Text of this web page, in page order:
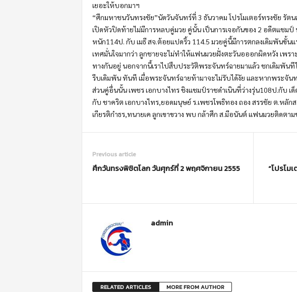
เยอะให้บอกมาฯ
“ศึกมหาชนวันทรงชัย”นัดวันจันทร์ที่ 3 ธันวาคม โปรโมเตอร์ทรงชัย รั
เปิดหัวปิดท้ายไม่มีการหลบคู่มวย คู่นั้น เป็นการเจอกันของ 2 อดีตแชม
หนัก114ป. กับ เมธี สจ.ต้อยแปดริ้ว 114.5 มวยคู่นี้มีการตกลงเดิมพันขั้
เทศมั่นใจมากว่า ลูกชายจะไม่ทำให้แฟนมวยฝั่งตะวันอออกผิดหวัง เพรา
ทางกันอยู่ นอกจากนี้เราไปสืบประวัติพระจันทร์ฉายมาแล้ว ชกเดิมพัน
รีบเดิมพัน ทันที เมื่อพระจันทร์ฉายท้ามาจะไม่รับได้งัย และหากพระจัน
ส่วนคู่อื่นนั้น เพชร เอกบางไทร ชิงแชมป์ราชดำเนินที่ว่างรุ่น108ป.กับ เ
กับ ชาคริต เอกบางไทร,ยอดมนุษย์ ร.เพชรโพธิทอง ถอง สรรชัย ต.หลักส
เกียรติกำธร,ทนายเค ลูกเขาขวาง พบ กล้าศึก ส.มีอนันต์ แฟนมวยติดตาม
Previous article
ศึกวันทรงพิชิตโลก วันศุกร์ที่ 2 พฤศจิกายน 2555
“โปรโ
admin
RELATED ARTICLES MORE FROM AUTHOR